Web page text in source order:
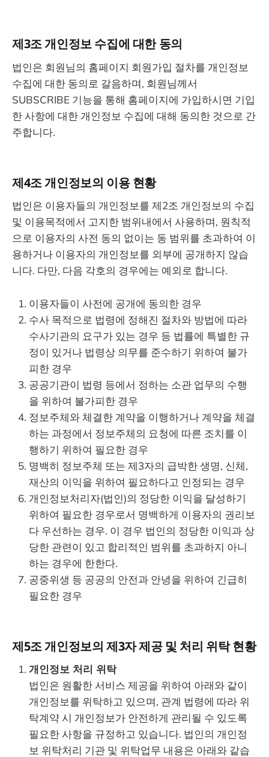
제3조 개인정보 수집에 대한 동의
법인은 회원님의 홈페이지 회원가입 절차를 개인정보
수집에 대한 동의로 갈음하며, 회원님께서
SUBSCRIBE 기능을 통해 홈페이지에 가입하시면 기입
한 사항에 대한 개인정보 수집에 대해 동의한 것으로 간
주합니다.
제4조 개인정보의 이용 현황
법인은 이용자들의 개인정보를 제2조 개인정보의 수집
및 이용목적에서 고지한 범위내에서 사용하며, 원칙적
으로 이용자의 사전 동의 없이는 동 범위를 초과하여 이
용하거나 이용자의 개인정보를 외부에 공개하지 않습
니다. 다만, 다음 각호의 경우에는 예외로 합니다.
이용자들이 사전에 공개에 동의한 경우
수사 목적으로 법령에 정해진 절차와 방법에 따라
수사기관의 요구가 있는 경우 등 법률에 특별한 규
정이 있거나 법령상 의무를 준수하기 위하여 불가
피한 경우
공공기관이 법령 등에서 정하는 소관 업무의 수행
을 위하여 불가피한 경우
정보주체와 체결한 계약을 이행하거나 계약을 체결
하는 과정에서 정보주체의 요청에 따른 조치를 이
행하기 위하여 필요한 경우
명백히 정보주체 또는 제3자의 급박한 생명, 신체,
재산의 이익을 위하여 필요하다고 인정되는 경우
개인정보처리자(법인)의 정당한 이익을 달성하기
위하여 필요한 경우로서 명백하게 이용자의 권리보
다 우선하는 경우. 이 경우 법인의 정당한 이익과 상
당한 관련이 있고 합리적인 범위를 초과하지 아니
하는 경우에 한한다.
공중위생 등 공공의 안전과 안녕을 위하여 긴급히
필요한 경우
제5조 개인정보의 제3자 제공 및 처리 위탁 현황
개인정보 처리 위탁
법인은 원활한 서비스 제공을 위하여 아래와 같이
개인정보를 위탁하고 있으며, 관계 법령에 따라 위
탁계약 시 개인정보가 안전하게 관리될 수 있도록
필요한 사항을 규정하고 있습니다. 법인의 개인정
보 위탁처리 기관 및 위탁업무 내용은 아래와 같습